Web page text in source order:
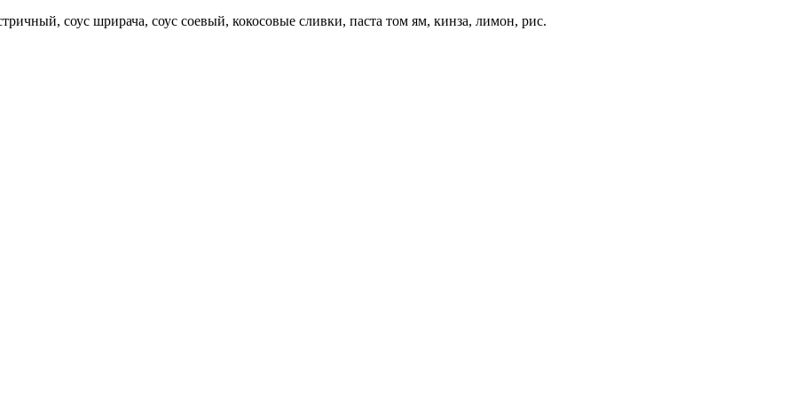
соус шрирача, соус соевый, кокосовые сливки, паста том ям, кинза, лимон, рис.